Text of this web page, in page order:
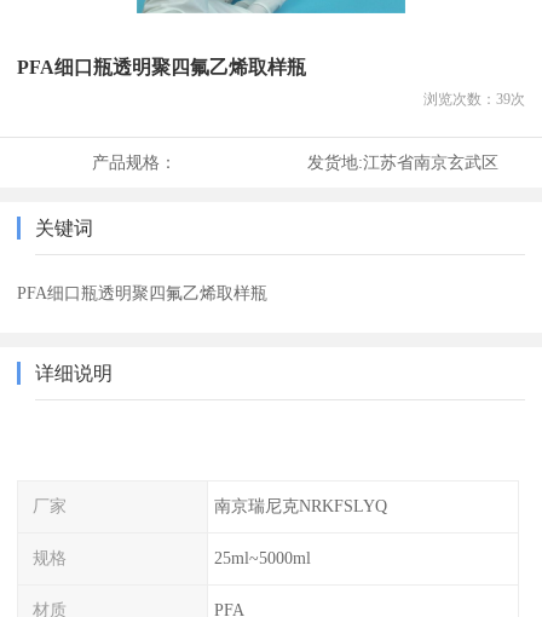
PFA细口瓶透明聚四氟乙烯取样瓶
浏览次数： 39次
产品规格： 发货地:江苏省南京玄武区
关键词
PFA细口瓶透明聚四氟乙烯取样瓶
详细说明
厂家 南京瑞尼克NRKFSLYQ
规格 25ml~5000ml
材质 PFA